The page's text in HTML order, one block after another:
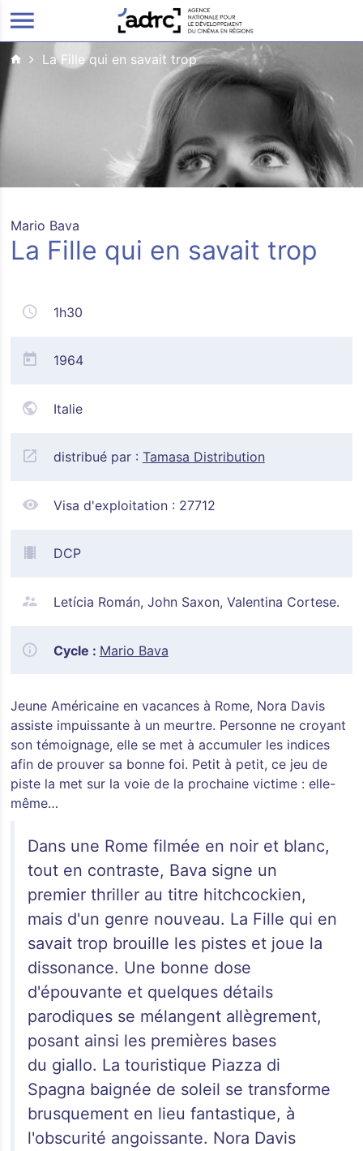
ALLER AU CONTENU PRINCIPAL
La Fille qui en savait trop
Mario Bava
La Fille qui en savait trop
1h30
1964
Italie
distribué par : Tamasa Distribution
Visa d'exploitation : 27712
DCP
Letícia Román, John Saxon, Valentina Cortese.
Cycle : Mario Bava
Jeune Américaine en vacances à Rome, Nora Davis
assiste impuissante à un meurtre. Personne ne croyant
son témoignage, elle se met à accumuler les indices
afin de prouver sa bonne foi. Petit à petit, ce jeu de
piste la met sur la voie de la prochaine victime : elle-
même…
Dans une Rome filmée en noir et blanc,
tout en contraste, Bava signe un
premier thriller au titre hitchcockien,
mais d'un genre nouveau. La Fille qui en
savait trop brouille les pistes et joue la
dissonance. Une bonne dose
d'épouvante et quelques détails
parodiques se mélangent allègrement,
posant ainsi les premières bases
du giallo. La touristique Piazza di
Spagna baignée de soleil se transforme
brusquement en lieu fantastique, à
l'obscurité angoissante. Nora Davis